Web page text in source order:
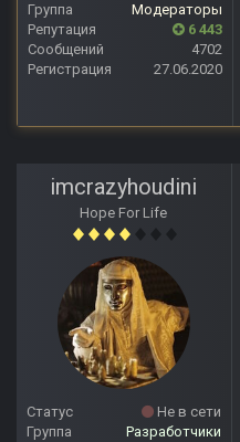
Группа
Модераторы
Репутация
6 443
Сообщений
4702
Регистрация
27.06.2020
imcrazyhoudini
Hope For Life
Статус
Не в сети
Группа
Разработчики